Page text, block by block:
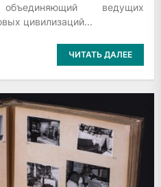
ведущих
цивилизаций...
ЧИТАТЬ ДАЛЕЕ